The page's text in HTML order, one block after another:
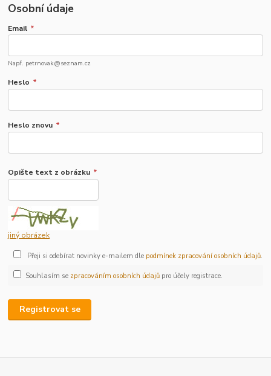
Osobní údaje
Email *
Např. petrnovak@seznam.cz
Heslo *
Heslo znovu *
Opište text z obrázku *
jiný obrázek
Přeji si odebírat novinky e-mailem dle podmínek zpracování osobních údajů.
Souhlasím se zpracováním osobních údajůpro účely registrace.
Registrovat se